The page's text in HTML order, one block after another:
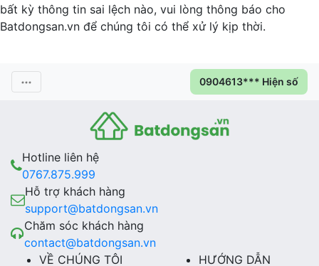
bất kỳ thông tin sai lệch nào, vui lòng thông báo cho
Batdongsan.vn để chúng tôi có thể xử lý kịp thời.
0904613*** Hiện số
Hotline liên hệ
0767.875.999
Hỗ trợ khách hàng
support@batdongsan.vn
Chăm sóc khách hàng
contact@batdongsan.vn
VỀ CHÚNG TÔI
HƯỚNG DẪN